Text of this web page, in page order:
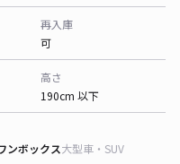
再入庫
可
高さ
190cm 以下
ンボックス大型車・SUV